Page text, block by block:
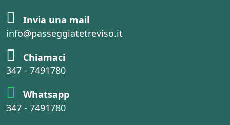
Invia una mail
info@passeggiatetreviso.it
Chiamaci
347 - 7491780
Whatsapp
347 - 7491780